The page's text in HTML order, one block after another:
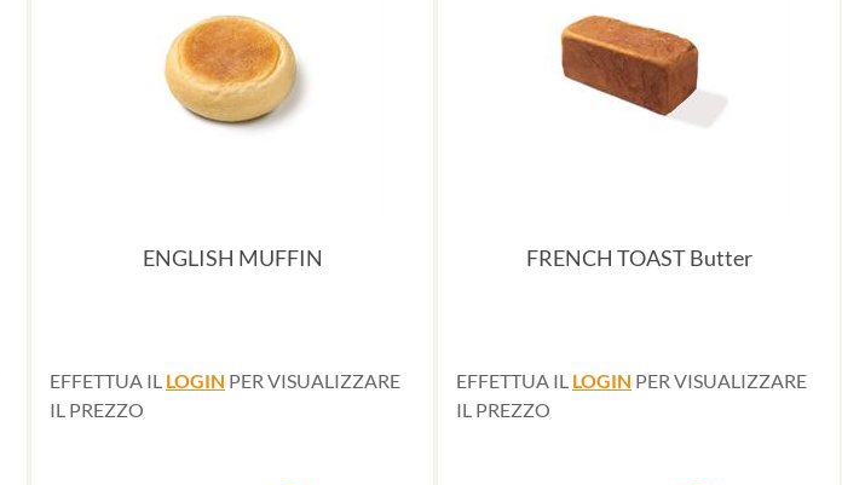
ENGLISH MUFFIN
EFFETTUA IL LOGIN PER VISUALIZZARE
IL PREZZO
FRENCH TOAST Butter
EFFETTUA IL LOGIN PER VISUALIZZARE
IL PREZZO